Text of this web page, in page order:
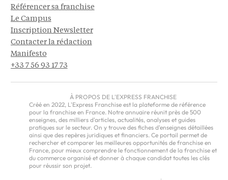
Référencer sa franchise
Le Campus
Inscription Newsletter
Contacter la rédaction
Manifesto
+33 7 56 93 17 73
À PROPOS DE L'EXPRESS FRANCHISE
Créé en 2022, L'Express Franchise est la plateforme de référence
pour la franchise en France. Notre annuaire réunit près de 500
enseignes, des milliers d'articles, actualités, analyses et guides
pratiques sur le secteur. On y trouve des fiches d'enseignes détaillées
ainsi que des repères juridiques et financiers. Ce portail permet de
rechercher et comparer les meilleures opportunités de franchise en
France, pour mieux comprendre le fonctionnement de la franchise et
du commerce organisé et donner à chaque candidat toutes les clés
pour réussir son projet.